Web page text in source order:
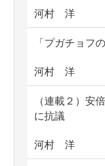
河村 洋
「プガチョフ
河村 洋
（連載２）安
に抗議
河村 洋